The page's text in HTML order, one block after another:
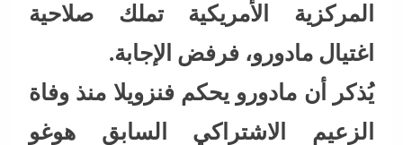
المركزية الأمريكية تملك صلاحية
اغتيال مادورو، فرفض الإجابة.
يُذكر أن مادورو يحكم فنزويلا منذ وفاة
الزعيم الاشتراكي السابق هوغو